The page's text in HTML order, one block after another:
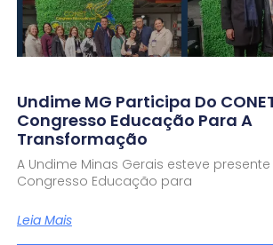
Undime MG Participa Do
Congresso Educação Para A
Transformação
A Undime Minas Gerais esteve presente
Congresso Educação para
Leia Mais